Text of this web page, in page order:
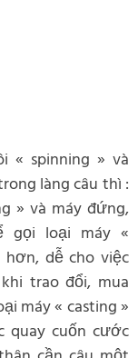
« spinning » và
làng câu thì :
» và máy đứng,
gọi loại máy «
hơn, dễ cho việc
trao đổi, mua
máy « casting »
quay cuốn cước